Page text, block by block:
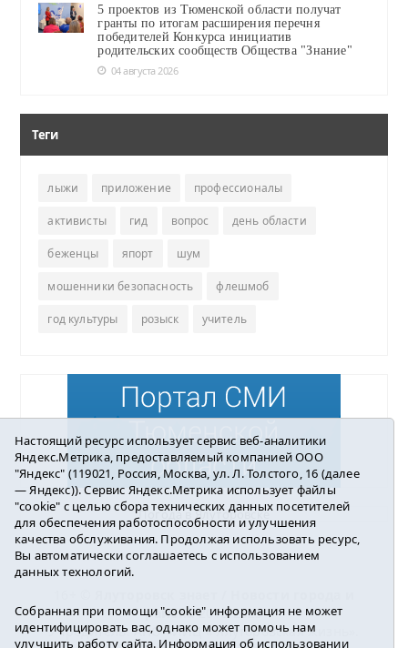
5 проектов из Тюменской области получат
гранты по итогам расширения перечня
победителей Конкурса инициатив
родительских сообществ Общества "Знание"
04 августа 2026
Теги
лыжи приложение профессионалы
активисты гид вопрос день области
беженцы япорт шум
мошенники безопасность флешмоб
год культуры розыск учитель
Погода в Ялуторовске
района2016-2023
Учредитель: АНО «ИИЦ « Ялуторовская жизнь».
Настоящий ресурс использует сервис веб-аналитики
Яндекс.Метрика, предоставляемый компанией ООО
"Яндекс" (119021, Россия, Москва, ул. Л. Толстого, 16 (далее
— Яндекс)). Сервис Яндекс.Метрика использует файлы
"cookie" с целью сбора технических данных посетителей
для обеспечения работоспособности и улучшения
качества обслуживания. Продолжая использовать ресурс,
Вы автоматически соглашаетесь с использованием
данных технологий.
Собранная при помощи "cookie" информация не может
идентифицировать вас, однако может помочь нам
улучшить работу сайта. Информация об использовании